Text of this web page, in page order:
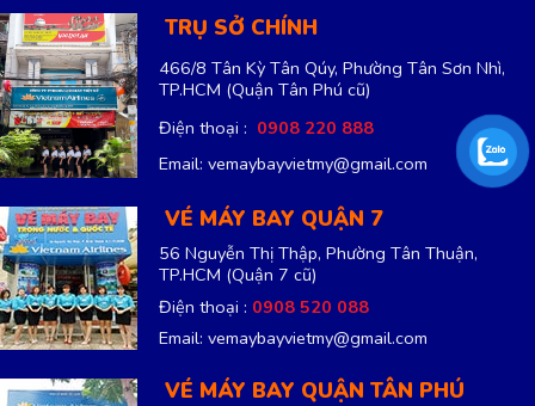
TRỤ SỞ CHÍNH
466/8 Tân Kỳ Tân Qúy, Phường Tân Sơn Nhì,
TP.HCM (Quận Tân Phú cũ)
Điện thoại : 0908 220 888
Email: vemaybayvietmy@gmail.com
VÉ MÁY BAY QUẬN 7
56 Nguyễn Thị Thập, Phường Tân Thuận,
TP.HCM (Quận 7 cũ)
Điện thoại : 0908 520 088
Email: vemaybayvietmy@gmail.com
VÉ MÁY BAY QUẬN TÂN PHÚ